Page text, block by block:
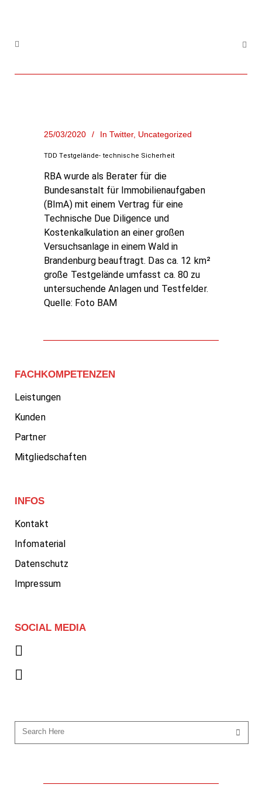
25/03/2020 In Twitter, Uncategorized
TDD Testgelände- technische Sicherheit
RBA wurde als Berater für die
Bundesanstalt für Immobilienaufgaben
(BImA) mit einem Vertrag für eine
Technische Due Diligence und
Kostenkalkulation an einer großen
Versuchsanlage in einem Wald in
Brandenburg beauftragt. Das ca. 12 km²
große Testgelände umfasst ca. 80 zu
untersuchende Anlagen und Testfelder.
Quelle: Foto BAM
FACHKOMPETENZEN
Leistungen
Kunden
Partner
Mitgliedschaften
INFOS
Kontakt
Infomaterial
Datenschutz
Impressum
SOCIAL MEDIA